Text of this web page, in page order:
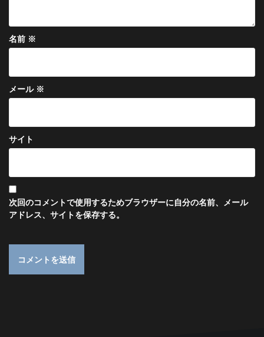
名前 ※
メール ※
サイト
次回のコメントで使用するためブラウザーに自分の名前、メール
アドレス、サイトを保存する。